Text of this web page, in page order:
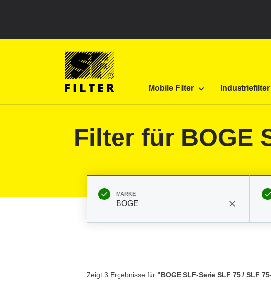
Mobile Filter Industriefilter
SF Filter Homepage
Filter für BOGE
MARKE
BOGE
Zeigt 3 Ergebnisse für "BOGE SLF-Serie SLF 75 / SLF